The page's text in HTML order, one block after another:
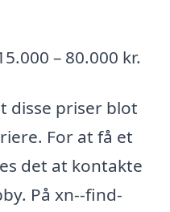
– 80.000 kr.
disse priser blot
For at få et
det at kontakte
På xn--find-